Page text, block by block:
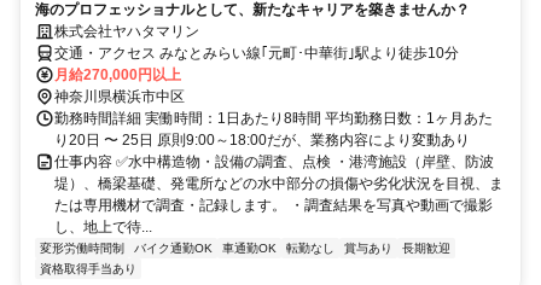
海のプロフェッショナルとして、新たなキャリアを築きませんか？
株式会社ヤハタマリン
交通・アクセス みなとみらい線｢元町･中華街｣駅より徒歩10分
月給270,000円以上
神奈川県横浜市中区
勤務時間詳細 実働時間：1日あたり8時間 平均勤務日数：1ヶ月あた
り20日 〜 25日 原則9:00～18:00だが、業務内容により変動あり
仕事内容 ✅水中構造物・設備の調査、点検 ・港湾施設（岸壁、防波
堤）、橋梁基礎、発電所などの水中部分の損傷や劣化状況を目視、ま
たは専用機材で調査・記録します。 ・調査結果を写真や動画で撮影
し、地上で待...
変形労働時間制 バイク通勤OK 車通勤OK 転勤なし 賞与あり
長期歓迎
資格取得手当あり